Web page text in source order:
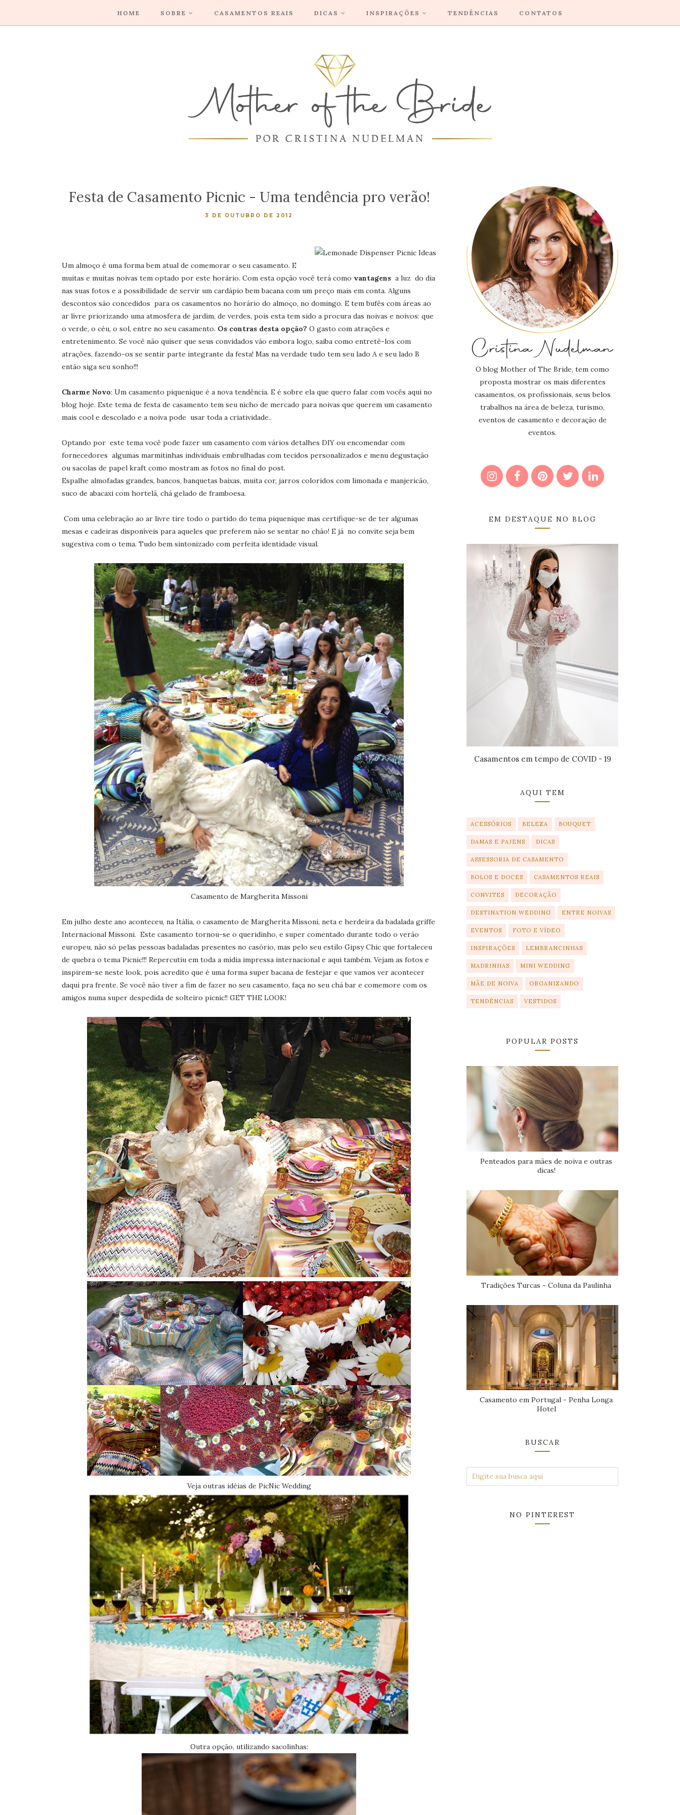
HOME SOBRE CASAMENTOS REAIS DICAS INSPIRAÇÕES TENDÊNCIAS CONTATOS
Festa de Casamento Picnic - Uma tendência pro verão!
3 DE OUTUBRO DE 2012
Um almoço é uma forma bem atual de comemorar o seu casamento. E
muitas e muitas noivas tem optado por este horário. Com esta opção você terá como vantagens a luz do dia
nas suas fotos e a possibilidade de servir um cardápio bem bacana com um preço mais em conta. Alguns
descontos são concedidos para os casamentos no horário do almoço, no domingo. E tem bufês com áreas ao
ar livre priorizando uma atmosfera de jardim, de verdes, pois esta tem sido a procura das noivas e noivos: que
o verde, o céu, o sol, entre no seu casamento. Os contras desta opção? O gasto com atrações e
entretenimento. Se você não quiser que seus convidados vão embora logo, saiba como entretê-los com
atrações, fazendo-os se sentir parte integrante da festa! Mas na verdade tudo tem seu lado A e seu lado B
então siga seu sonho!!!
Charme Novo: Um casamento piquenique é a nova tendência. E é sobre ela que quero falar com vocês aqui no
blog hoje. Este tema de festa de casamento tem seu nicho de mercado para noivas que querem um casamento
mais cool e descolado e a noiva pode usar toda a criatividade..
Optando por este tema você pode fazer um casamento com vários detalhes DIY ou encomendar com
fornecedores algumas marmitinhas individuais embrulhadas com tecidos personalizados e menu degustação
ou sacolas de papel kraft como mostram as fotos no final do post.
Espalhe almofadas grandes, bancos, banquetas baixas, muita cor, jarros coloridos com limonada e manjericão,
suco de abacaxi com hortelã, chá gelado de framboesa.
Com uma celebração ao ar livre tire todo o partido do tema piquenique mas certifique-se de ter algumas
mesas e cadeiras disponíveis para aqueles que preferem não se sentar no chão! E já no convite seja bem
sugestiva com o tema. Tudo bem sintonizado com perfeita identidade visual.
Casamento de Margherita Missoni
Em julho deste ano aconteceu, na Itália, o casamento de Margherita Missoni, neta e herdeira da badalada griffe
Internacional Missoni. Este casamento tornou-se o queridinho, e super comentado durante todo o verão
europeu, não só pelas pessoas badaladas presentes no casório, mas pelo seu estilo Gipsy Chic que fortaleceu
de quebra o tema Picnic!!! Repercutiu em toda a mídia impressa internacional e aqui também. Vejam as fotos e
inspirem-se neste look, pois acredito que é uma forma super bacana de festejar e que vamos ver acontecer
daqui pra frente. Se você não tiver a fim de fazer no seu casamento, faça no seu chá bar e comemore com os
amigos numa super despedida de solteiro picnic!! GET THE LOOK!
Veja outras idéias de PicNic Wedding
Outra opção, utilizando sacolinhas:
O blog Mother of The Bride, tem como
proposta mostrar os mais diferentes
casamentos, os profissionais, seus belos
trabalhos na área de beleza, turismo,
eventos de casamento e decoração de
eventos.
EM DESTAQUE NO BLOG
Casamentos em tempo de COVID - 19
AQUI TEM
ACESSÓRIOS BELEZA BOUQUET
DAMAS E PAJENS DICAS
ASSESSORIA DE CASAMENTO
BOLOS E DOCES CASAMENTOS REAIS
CONVITES DECORAÇÃO
DESTINATION WEDDING ENTRE NOIVAS
EVENTOS FOTO E VÍDEO
INSPIRAÇÕES LEMBRANCINHAS
MADRINHAS MINI WEDDING
MÃE DE NOIVA ORGANIZANDO
TENDÊNCIAS VESTIDOS
POPULAR POSTS
Penteados para mães de noiva e outras
dicas!
Tradições Turcas - Coluna da Paulinha
Casamento em Portugal - Penha Longa
Hotel
BUSCAR
NO PINTEREST